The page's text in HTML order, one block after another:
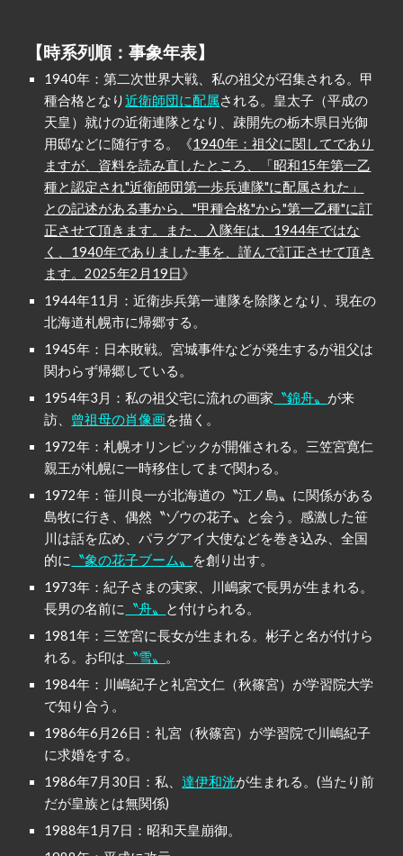
【時系列順：事象年表】
1940年：第二次世界大戦、私の祖父が召集される。甲
種合格となり近衛師団に配属される。皇太子（平成の
天皇）就けの近衛連隊となり、疎開先の栃木県日光御
用邸などに随行する。《1940年：祖父に関してであり
ますが、資料を読み直したところ、「昭和15年第一乙
種と認定され"近衛師団第一歩兵連隊"に配属された」
との記述がある事から、"甲種合格"から"第一乙種"に訂
正させて頂きます。また、入隊年は、1944年ではな
く、1940年でありました事を、謹んで訂正させて頂き
ます。2025年2月19日》
1944年11月：近衛歩兵第一連隊を除隊となり、現在の
北海道札幌市に帰郷する。
1945年：日本敗戦。宮城事件などが発生するが祖父は
関わらず帰郷している。
1954年3月：私の祖父宅に流れの画家 〝錦舟〟 が来
訪、 曾祖母の肖像画を描く。
1972年：札幌オリンピックが開催される。三笠宮寛仁
親王が札幌に一時移住してまで関わる。
1972年：笹川良一が北海道の〝江ノ島〟に関係がある
島牧に行き、偶然〝ゾウの花子〟と会う。感激した笹
川は話を広め、パラグアイ大使などを巻き込み、全国
的に
〝象の花子ブーム〟 を創り出す。
1973年：紀子さまの実家、川嶋家で長男が生まれる。
長男の名前に
〝舟〟 と付けられる。
1981年：三笠宮に長女が生まれる。彬子と名が付けら
れる。お印は 〝雪〟 。
1984年：川嶋紀子と礼宮文仁（秋篠宮）が学習院大学
で知り合う。
1986年6月26日：礼宮（秋篠宮）が学習院で川嶋紀子
に求婚をする。
1986年7月30日：私、達伊和洸が生まれる。(当たり前
だが皇族とは無関係)
1988年1月7日：昭和天皇崩御。